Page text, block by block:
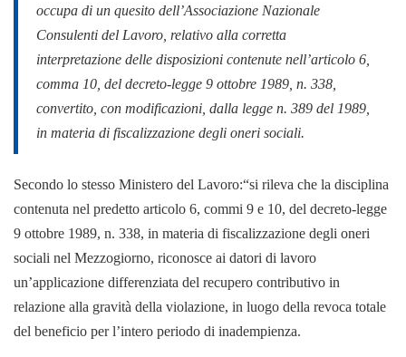
occupa di un quesito dell’Associazione Nazionale
Consulenti del Lavoro, relativo alla corretta
interpretazione delle disposizioni contenute nell’articolo 6,
comma 10, del decreto-legge 9 ottobre 1989, n. 338,
convertito, con modificazioni, dalla legge n. 389 del 1989,
in materia di fiscalizzazione degli oneri sociali.
Secondo lo stesso Ministero del Lavoro:“si rileva che la disciplina
contenuta nel predetto articolo 6, commi 9 e 10, del decreto-legge
9 ottobre 1989, n. 338, in materia di fiscalizzazione degli oneri
sociali nel Mezzogiorno, riconosce ai datori di lavoro
un’applicazione differenziata del recupero contributivo in
relazione alla gravità della violazione, in luogo della revoca totale
del beneficio per l’intero periodo di inadempienza.